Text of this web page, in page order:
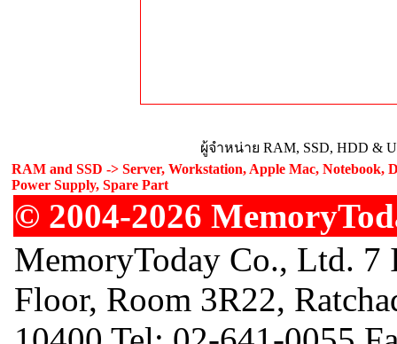
ผู้จำหน่าย RAM, SSD, HDD &
RAM and SSD -> Server, Workstation, Apple Mac, Notebook,
Power Supply, Spare Part
© 2004-2026
MemoryToday Co., Ltd.
Floor, Room 3R22,